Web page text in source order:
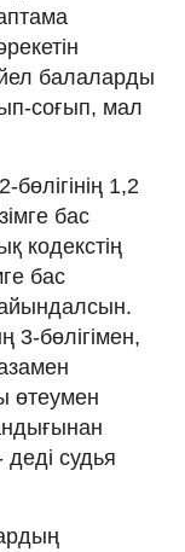
балаларды
соғып, мал
1,2
бас
кодекстің
бас
3-бөлігімен,
өтеумен
судья